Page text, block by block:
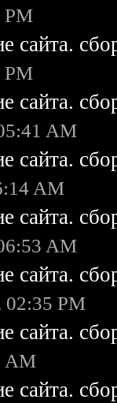
PM
сайта.
PM
сайта.
AM
сайта.
AM
сайта.
AM
сайта.
PM
сайта.
AM
сайта.